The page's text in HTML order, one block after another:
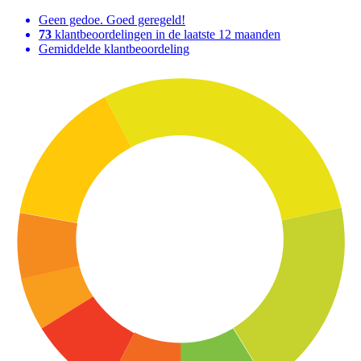
Geen gedoe. Goed geregeld!
73 klantbeoordelingen in de laatste 12 maanden
Gemiddelde klantbeoordeling